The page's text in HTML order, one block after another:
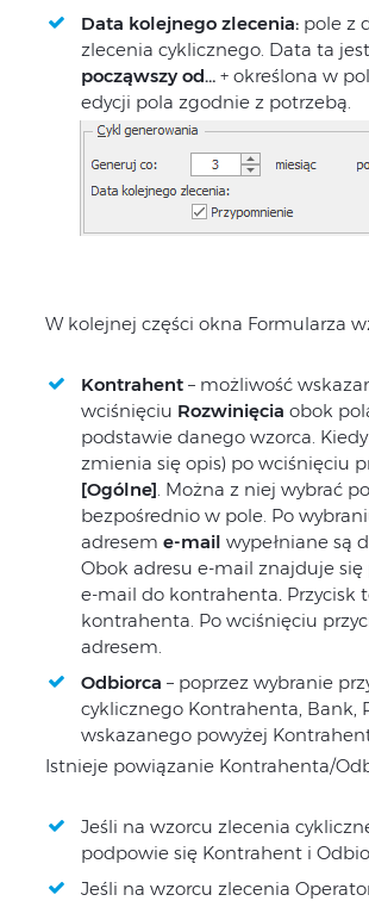
Data kolejnego zlecenia: pole z
zlecenia cyklicznego. Data ta
począwszy od…+ określona w
edycji pola zgodnie z potrzebą.
W kolejnej części okna Formularza
Kontrahent– możliwość
wciśnięciu Rozwinięcia obok
podstawie danego wzorca.
zmienia się opis) po wciśnięciu
[Ogólne]. Można z niej wybrać
bezpośrednio w pole. Po
adresem e‑mail wypełniane są
Obok adresu e-mail znajduje się
e‑mail do kontrahenta. Przycisk
kontrahenta. Po wciśnięciu
adresem.
Odbiorca – poprzez wybranie
cyklicznego Kontrahenta, Bank,
wskazanego powyżej
Istnieje powiązanie Kontrahenta/
Jeśli na wzorcu zlecenia
podpowie się Kontrahent i
Jeśli na wzorcu zlecenia